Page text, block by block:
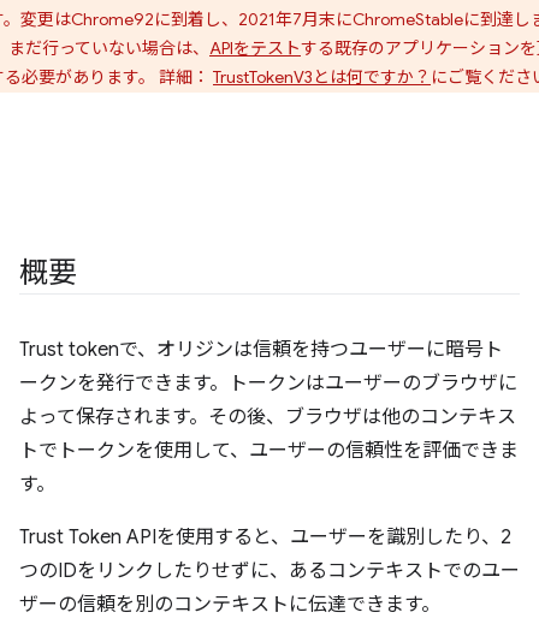
。変更はChrome92に到着し、2021年7月末にChromeStableに到達し
まだ行っていない場合は、 APIをテストする既存のアプリケーション
必要があります。 詳細： TrustTokenV3とは何ですか？ にご覧くださ
概要
Trust tokenで、オリジンは信頼を持つユーザーに暗号ト
ークンを発行できます。トークンはユーザーのブラウザに
よって保存されます。その後、ブラウザは他のコンテキス
トでトークンを使用して、ユーザーの信頼性を評価できま
す。
Trust Token APIを使用すると、ユーザーを識別したり、2
つのIDをリンクしたりせずに、あるコンテキストでのユー
ザーの信頼を別のコンテキストに伝達できます。